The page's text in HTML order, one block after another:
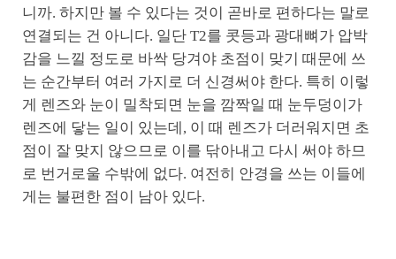
니까. 하지만 볼 수 있다는 것이 곧바로 편하다는 말로
연결되는 건 아니다. 일단 T2를 콧등과 광대뼈가 압박
감을 느낄 정도로 바싹 당겨야 초점이 맞기 때문에 쓰
는 순간부터 여러 가지로 더 신경써야 한다. 특히 이렇
게 렌즈와 눈이 밀착되면 눈을 깜짝일 때 눈두덩이가
렌즈에 닿는 일이 있는데, 이 때 렌즈가 더러워지면 초
점이 잘 맞지 않으므로 이를 닦아내고 다시 써야 하므
로 번거로울 수밖에 없다. 여전히 안경을 쓰는 이들에
게는 불편한 점이 남아 있다.